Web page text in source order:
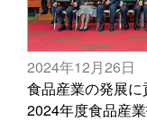
2024年12月26日
食品産業の発展に
2024年度食品産